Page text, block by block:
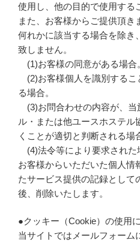
使用し、他の目的で使用する
また、お客様からご提供頂
何れかに該当する場合を除き
致しません。
(1)お客様の同意がある場合
(2)お客様個人を識別するこ
る場合。
(3)お問合わせの内容が、当
ル・または他ユースホステル
くことが適切と判断される場
(4)法令等により要求された
お客様からいただいた個人情
たサービス提供の記録として
後、削除いたします。
●クッキー（Cookie）の使用
当サイトではメールフォーム